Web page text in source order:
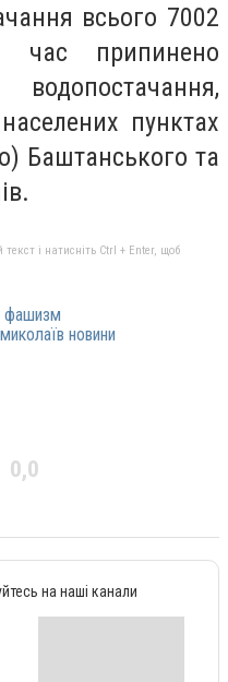
всього 7002
припинено
пунктах
Баштанського та
і натисніть Ctrl + Enter, щоб
фашизм
новини
0,0
на наші канали